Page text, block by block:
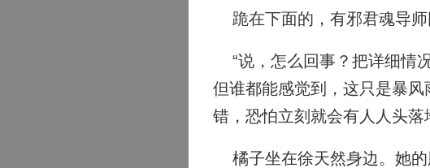
跪在下面的，有邪君魂导师
“说，怎么回事？把详细情
但谁都能感觉到，这只是暴
错，恐怕立刻就会有人人头落
橘子坐在徐天然身边。她的